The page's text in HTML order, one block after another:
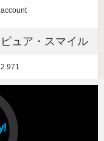
ピュア・スマイル
2 971